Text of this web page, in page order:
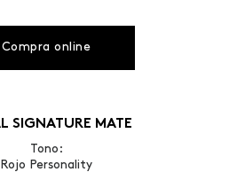
Compra online
SIGNATURE MATE
Tono:
Rojo Personality